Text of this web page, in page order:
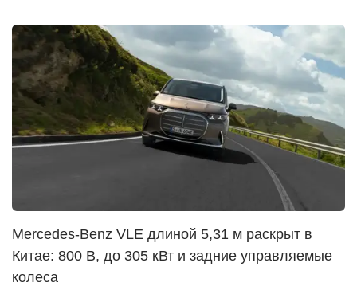
Mercedes-Benz VLE длиной 5,31 м раскрыт в
Китае: 800 В, до 305 кВт и задние управляемые
колеса